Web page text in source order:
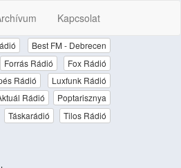
Kapcsolat
Best FM - Debrecen
Forrás Rádió
Fox Rádió
Rádió
Luxfunk Rádió
Rádió
Poptarisznya
Táskarádió
Tilos Rádió